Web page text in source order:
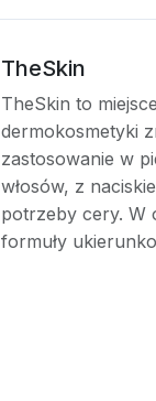
TheSkin
TheSkin to
dermokosmetyki
zastosowanie w
włosów, z
potrzeby cery. W
formuły